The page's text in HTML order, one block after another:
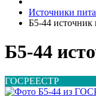
Источники
Б5-44 источник
Б5-44
ГОСРЕЕСТР